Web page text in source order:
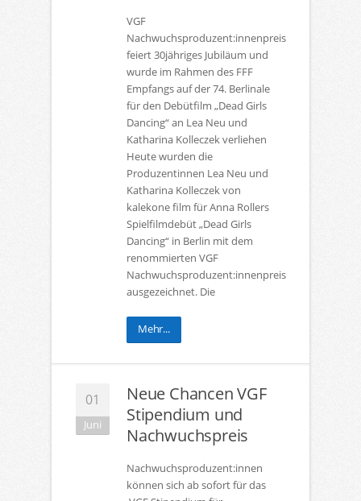
VGF
Nachwuchsproduzent:innenpreis
feiert 30jähriges Jubiläum und
wurde im Rahmen des FFF
Empfangs auf der 74. Berlinale
für den Debütfilm „Dead Girls
Dancing“ an Lea Neu und
Katharina Kolleczek verliehen
Heute wurden die
Produzentinnen Lea Neu und
Katharina Kolleczek von
kalekone film für Anna Rollers
Spielfilmdebüt „Dead Girls
Dancing“ in Berlin mit dem
renommierten VGF
Nachwuchsproduzent:innenpreis
ausgezeichnet. Die
Mehr...
01
Juni
Neue Chancen VGF
Stipendium und
Nachwuchspreis
Nachwuchsproduzent:innen
können sich ab sofort für das